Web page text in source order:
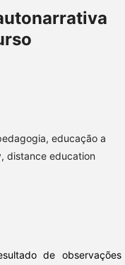
educação a
distance education
de observações